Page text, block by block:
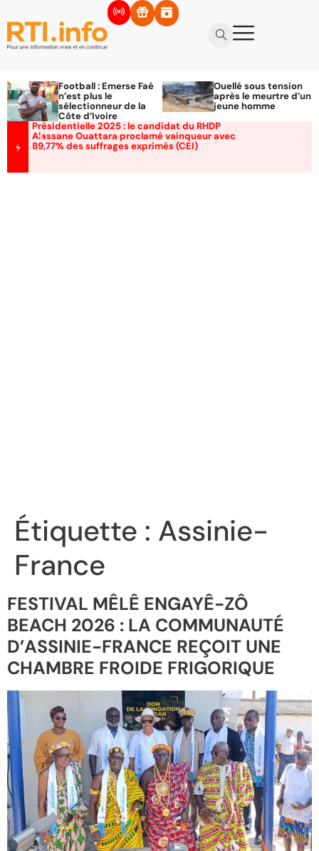
Football : Emerse Faé
n’est plus le
sélectionneur de la
Côte d’Ivoire
Ouellé sous tension
après le meurtre d’un
jeune homme
Présidentielle 2025 : le candidat du RHDP
Alassane Ouattara proclamé vainqueur avec
89,77% des suffrages exprimés (CEI)
Étiquette : Assinie-
France
FESTIVAL MÊLÊ ENGAYÊ-ZÔ
BEACH 2026 : LA COMMUNAUTÉ
D’ASSINIE-FRANCE REÇOIT UNE
CHAMBRE FROIDE FRIGORIQUE